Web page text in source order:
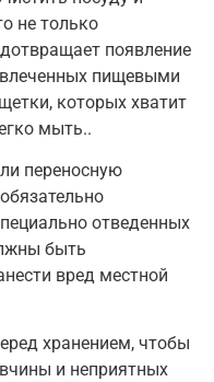
не только
появление
пищевыми
которых хватит
мыть..
переносную
отведенных
быть
вред местной
хранением, чтобы
и неприятных